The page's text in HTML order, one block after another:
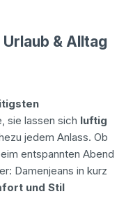
& Alltag
sie lassen sich luftig
jedem Anlass. Ob
entspannten Abend
Damenjeans in kurz
und Stil